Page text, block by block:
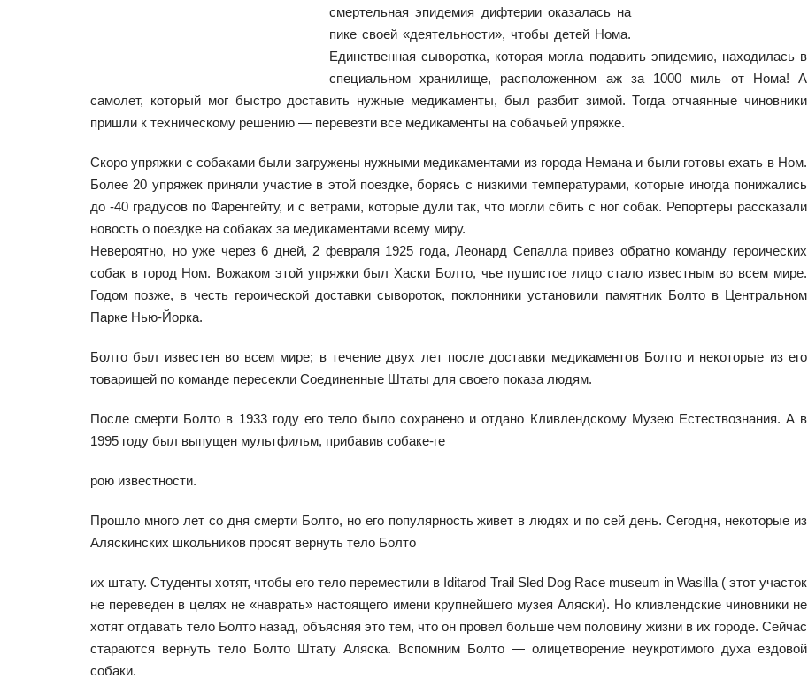
смертельная эпидемия дифтерии оказалась на
пике своей «деятельности», чтобы детей Нома.
Единственная сыворотка, которая могла подавить эпидемию, находилась в
специальном хранилище, расположенном аж за 1000 миль от Нома! А
самолет, который мог быстро доставить нужные медикаменты, был разбит зимой. Тогда отчаянные чиновники
пришли к техническому решению — перевезти все медикаменты на собачьей упряжке.
Скоро упряжки с собаками были загружены нужными медикаментами из города Немана и были готовы ехать в Ном.
Более 20 упряжек приняли участие в этой поездке, борясь с низкими температурами, которые иногда понижались
до -40 градусов по Фаренгейту, и с ветрами, которые дули так, что могли сбить с ног собак. Репортеры рассказали
новость о поездке на собаках за медикаментами всему миру.
Невероятно, но уже через 6 дней, 2 февраля 1925 года, Леонард Сепалла привез обратно команду героических
собак в город Ном. Вожаком этой упряжки был Хаски Болто, чье пушистое лицо стало известным во всем мире.
Годом позже, в честь героической доставки сывороток, поклонники установили памятник Болто в Центральном
Парке Нью-Йорка.
Болто был известен во всем мире; в течение двух лет после доставки медикаментов Болто и некоторые из его
товарищей по команде пересекли Соединенные Штаты для своего показа людям.
После смерти Болто в 1933 году его тело было сохранено и отдано Кливлендскому Музею Естествознания. А в
1995 году был выпущен мультфильм, прибавив собаке-ге
рою известности.
Прошло много лет со дня смерти Болто, но его популярность живет в людях и по сей день. Сегодня, некоторые из
Аляскинских школьников просят вернуть тело Болто
их штату. Студенты хотят, чтобы его тело переместили в Iditarod Trail Sled Dog Race museum in Wasilla ( этот участок
не переведен в целях не «наврать» настоящего имени крупнейшего музея Аляски). Но кливлендские чиновники не
хотят отдавать тело Болто назад, объясняя это тем, что он провел больше чем половину жизни в их городе. Сейчас
стараются вернуть тело Болто Штату Аляска. Вспомним Болто — олицетворение неукротимого духа ездовой
собаки.